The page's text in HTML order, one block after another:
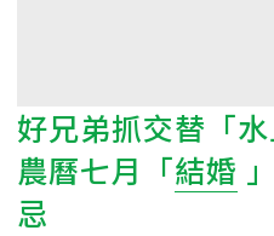
好兄弟抓交替「
農曆七月「結婚
忌